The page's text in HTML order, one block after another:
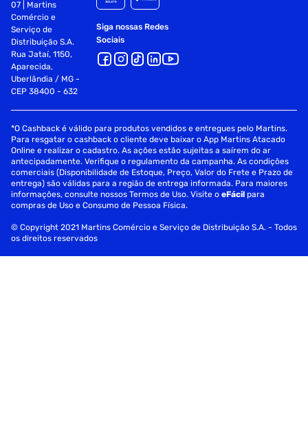
07 | Martins
Comércio e
Serviço de
Distribuição S.A.
Rua Jataí, 1150,
Aparecida,
Uberlândia / MG -
CEP 38400 - 632
Siga nossas Redes
Sociais
*O Cashback é válido para produtos vendidos e entregues pelo Martins.
Para resgatar o cashback o cliente deve baixar o App Martins Atacado
Online e realizar o cadastro. As ações estão sujeitas a saírem do ar
antecipadamente. Verifique o regulamento da campanha. As condições
comerciais (Disponibilidade de Estoque, Preço, Valor do Frete e Prazo de
entrega) são válidas para a região de entrega informada. Para maiores
informações, consulte nossos Termos de Uso. Visite oeFácil para
compras de Uso e Consumo de Pessoa Física.
© Copyright 2021 Martins Comércio e Serviço de Distribuição S.A. - Todos
os direitos reservados